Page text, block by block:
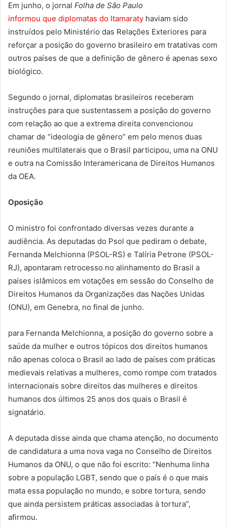
Em junho, o jornal Folha de São Paulo
informou que diplomatas do Itamaraty haviam sido
instruídos pelo Ministério das Relações Exteriores para
reforçar a posição do governo brasileiro em tratativas com
outros países de que a definição de gênero é apenas sexo
biológico.
Segundo o jornal, diplomatas brasileiros receberam
instruções para que sustentassem a posição do governo
com relação ao que a extrema direita convencionou
chamar de “ideologia de gênero” em pelo menos duas
reuniões multilaterais que o Brasil participou, uma na ONU
e outra na Comissão Interamericana de Direitos Humanos
da OEA.
Oposição
O ministro foi confrontado diversas vezes durante a
audiência. As deputadas do Psol que pediram o debate,
Fernanda Melchionna (PSOL-RS) e Talíria Petrone (PSOL-
RJ), apontaram retrocesso no alinhamento do Brasil a
países islâmicos em votações em sessão do Conselho de
Direitos Humanos da Organizações das Nações Unidas
(ONU), em Genebra, no final de junho.
para Fernanda Melchionna, a posição do governo sobre a
saúde da mulher e outros tópicos dos direitos humanos
não apenas coloca o Brasil ao lado de países com práticas
medievais relativas a mulheres, como rompe com tratados
internacionais sobre direitos das mulheres e direitos
humanos dos últimos 25 anos dos quais o Brasil é
signatário.
A deputada disse ainda que chama atenção, no documento
de candidatura a uma nova vaga no Conselho de Direitos
Humanos da ONU, o que não foi escrito: “Nenhuma linha
sobre a população LGBT, sendo que o país é o que mais
mata essa população no mundo, e sobre tortura, sendo
que ainda persistem práticas associadas à tortura”,
afirmou.